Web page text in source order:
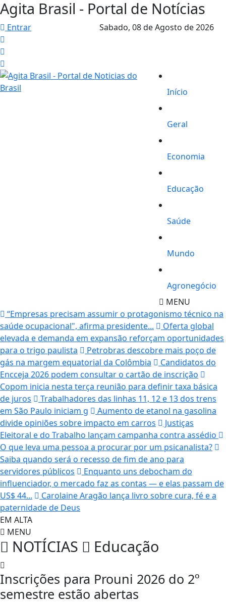
Agita Brasil - Portal de Notícias
Entrar Sabado, 08 de Agosto de 2026
Início
Geral
Economia
Educação
Saúde
Mundo
Agronegócio
MENU
“Empresas precisam assumir o protagonismo técnico na
saúde ocupacional", afirma presidente...
Oferta global
elevada e demanda em expansão reforçam oportunidades
para o trigo paulista
Petrobras descobre mais poço de
gás na margem equatorial da Colômbia
Candidatos do
Encceja 2026 podem consultar o cartão de inscrição
Copom inicia nesta terça reunião para definir taxa básica
de juros
Trabalhadores das linhas 11, 12 e 13 dos trens
em São Paulo iniciam g
Aumento de etanol na gasolina
divide opiniões sobre impacto em carros
Justiças
Eleitoral e do Trabalho lançam campanha contra assédio
O que leva uma pessoa a procurar por um psicanalista?
Saiba quando será o recesso de fim de ano para
servidores públicos
Enquanto uns debocham do
influenciador, o mercado faz as contas — e elas passam de
US$ 44...
Carolaine Aragão lança livro sobre cura, fé e a
paternidade de Deus
EM ALTA
MENU
NOTÍCIAS Educação
Inscrições para Prouni 2026 do 2º
semestre estão abertas